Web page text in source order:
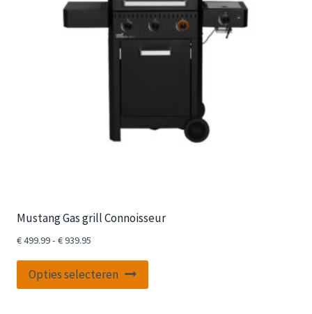
Mustang Gas grill Connoisseur
€499.99- €939.95
tot
€ 939.95
Opties selecteren
product